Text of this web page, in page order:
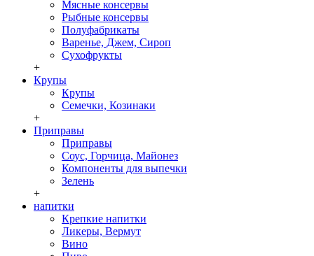
Мясные консервы
Рыбные консервы
Полуфабрикаты
Варенье, Джем, Сироп
Сухофрукты
+
Крупы
Крупы
Семечки, Козинаки
+
Приправы
Приправы
Соус, Горчица, Майонез
Компоненты для выпечки
Зелень
+
напитки
Крепкие напитки
Ликеры, Вермут
Вино